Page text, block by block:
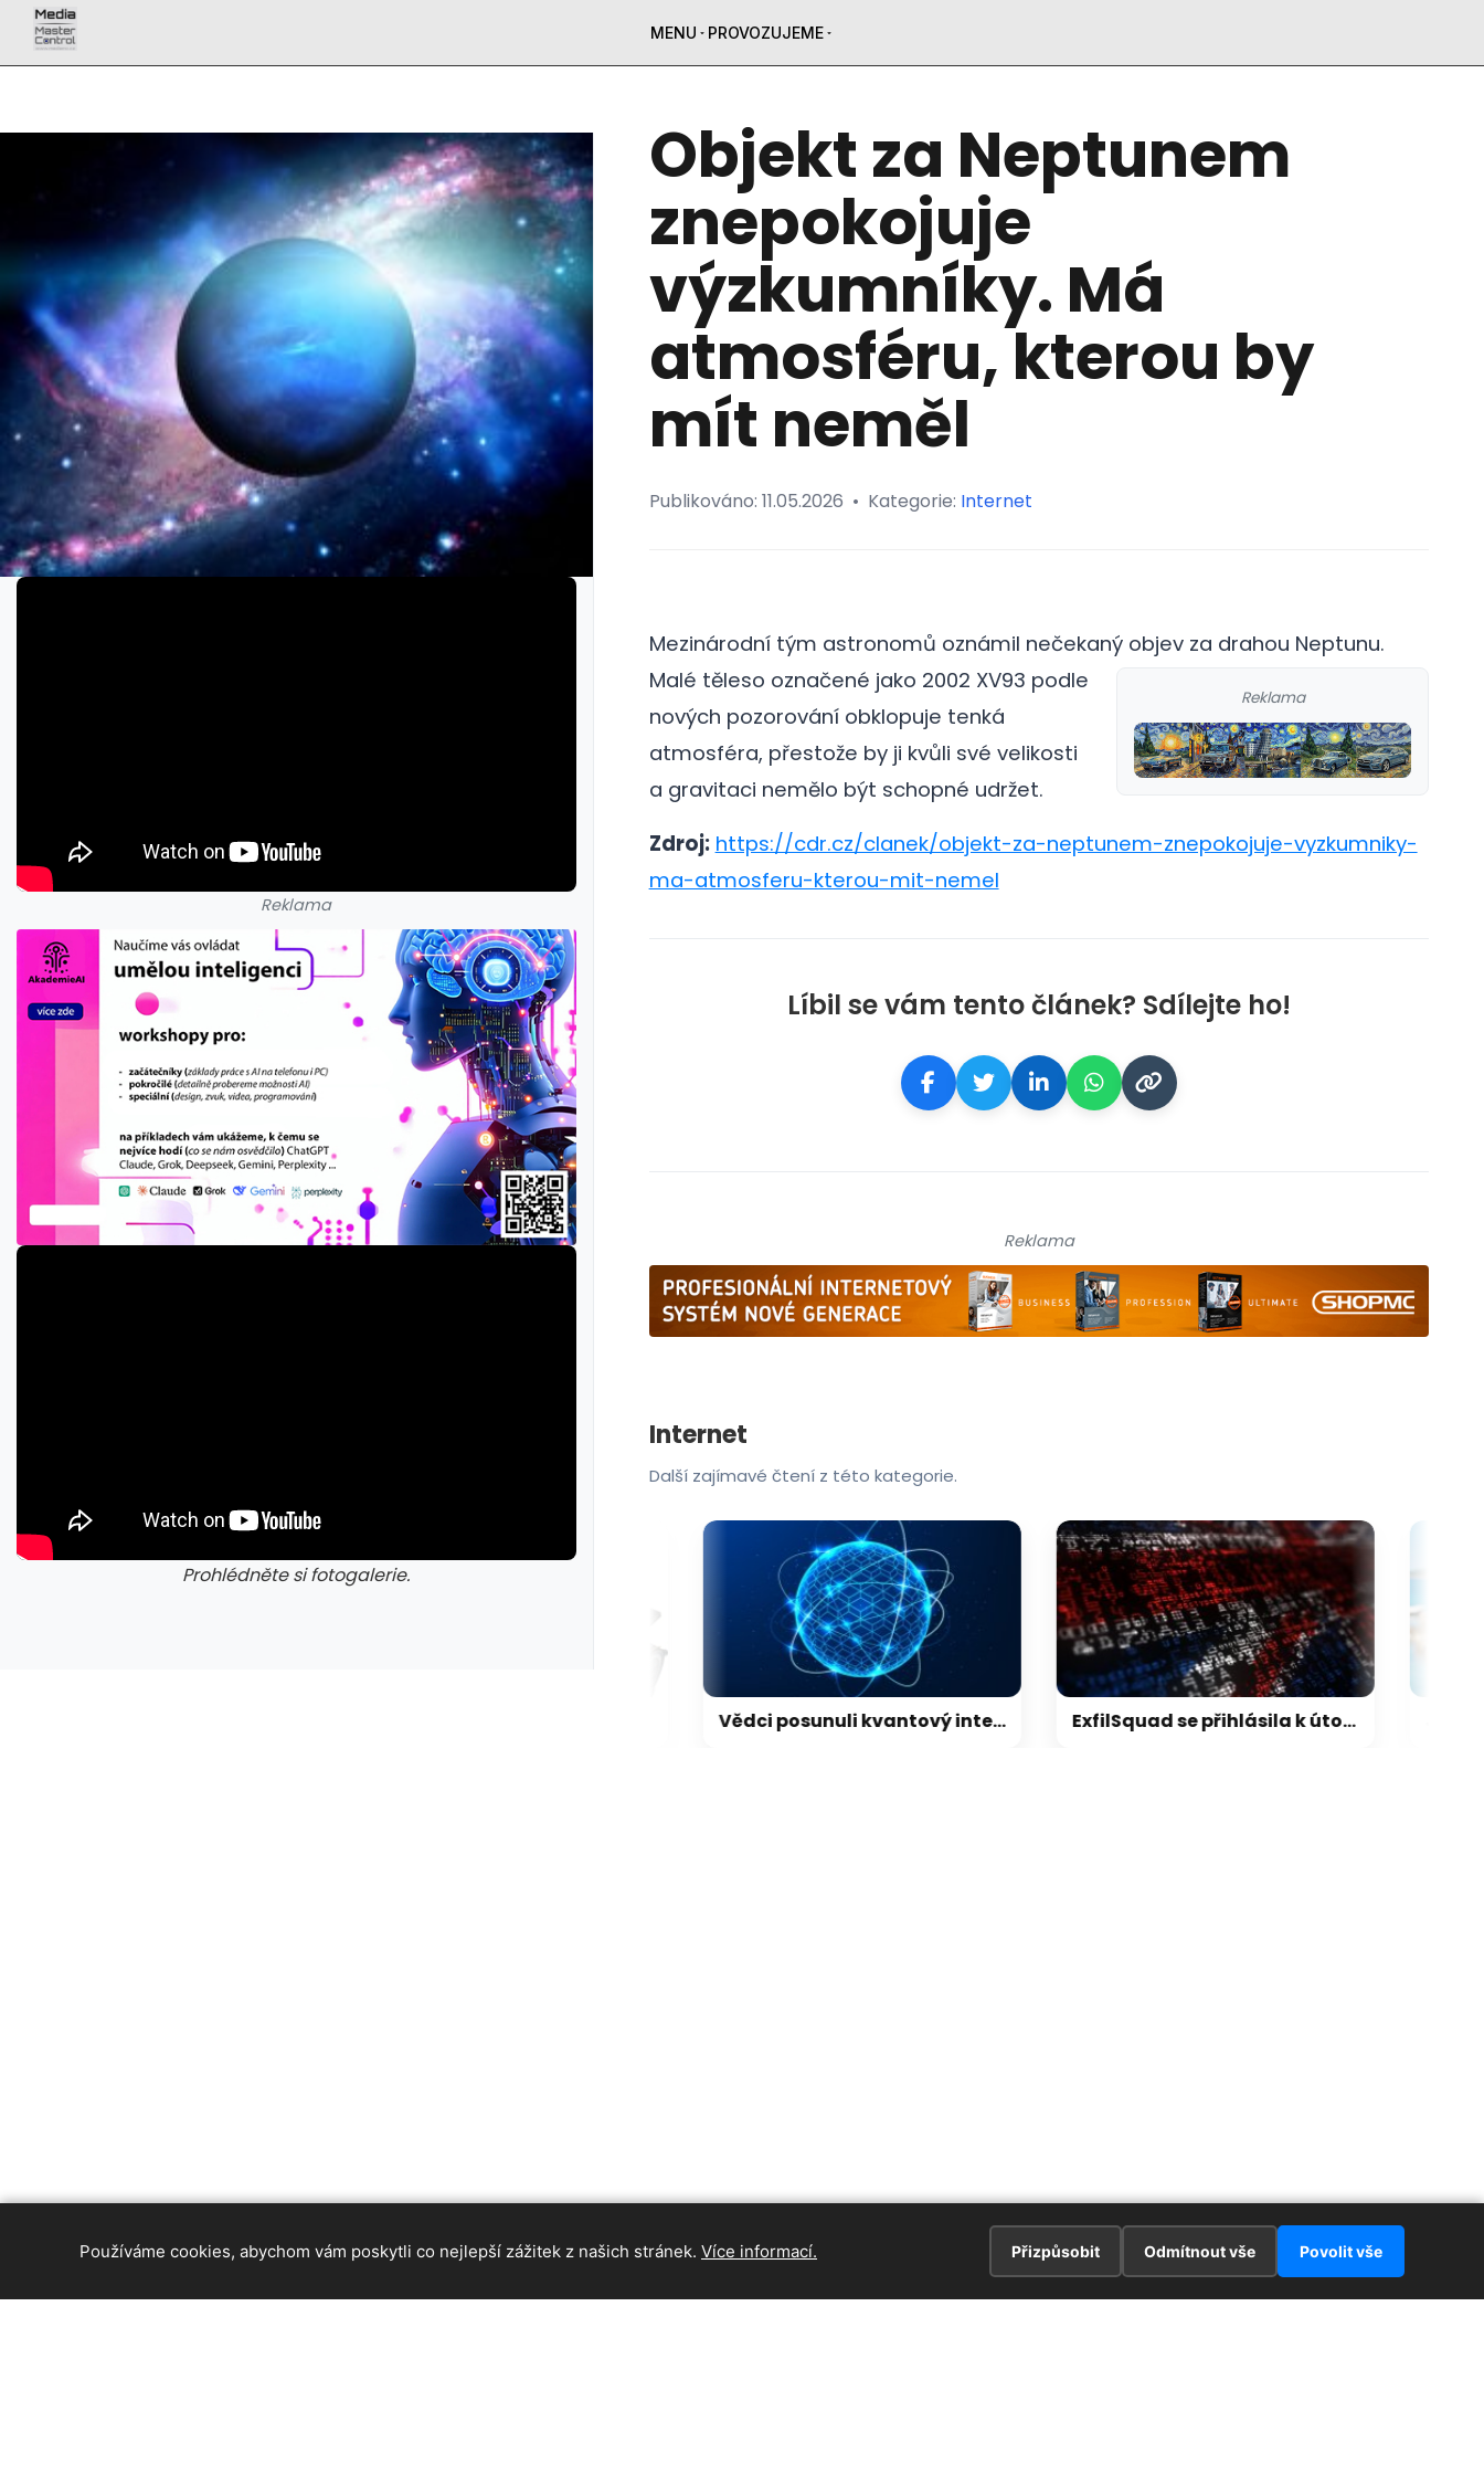
MENU PROVOZUJEME
Reklama
Prohlédněte si fotogalerie.
galerie: aplikace camp galerie: aplikace
Objekt za Neptunem
znepokojuje
výzkumníky. Má
atmosféru, kterou by
mít neměl
Publikováno: 11.05.2026 • Kategorie: Internet
Mezinárodní tým astronomů oznámil nečekaný objev za drahou Neptunu.
Reklama
Malé těleso označené jako 2002 XV93 podle
nových pozorování obklopuje tenká
atmosféra, přestože by ji kvůli své velikosti
a gravitaci nemělo být schopné udržet.
Zdroj: https://cdr.cz/clanek/objekt-za-neptunem-znepokojuje-vyzkumniky-
ma-atmosferu-kterou-mit-nemel
Líbil se vám tento článek? Sdílejte ho!
Reklama
Internet
Další zajímavé čtení z této kategorie.
Vědci posunuli kvantový internet. Propojili ho s běžným internetem ExfilSquad se přihlásila k útoku na britskou policii. Žádala výkupné za mlčení
Používáme cookies, abychom vám poskytli co nejlepší zážitek z našich stránek. Více informací. Přizpůsobit Odmítnout vše Povolit vše